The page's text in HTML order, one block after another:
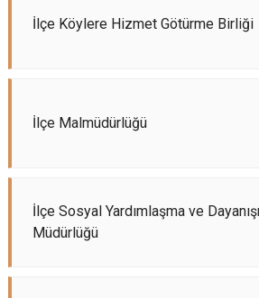
İlçe Köylere Hizmet Götürme Birliği
İlçe Malmüdürlüğü
İlçe Sosyal Yardımlaşma ve
Müdürlüğü